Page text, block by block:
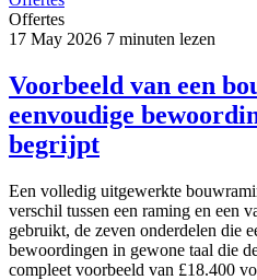
Offertes
17 May 2026 7 minuten lezen
Voorbeeld van een
eenvoudige
begrijpt
Een volledig uitgewerkte
verschil tussen een raming en een
gebruikt, de zeven onderdelen die
bewoordingen in gewone taal die
compleet voorbeeld van £18.400